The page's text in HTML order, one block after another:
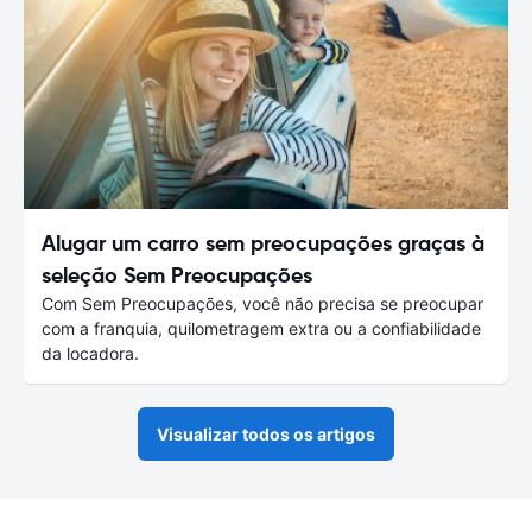
Alugar um carro sem preocupações graças à
seleção Sem Preocupações
Com Sem Preocupações, você não precisa se preocupar
com a franquia, quilometragem extra ou a confiabilidade
da locadora.
Visualizar todos os artigos